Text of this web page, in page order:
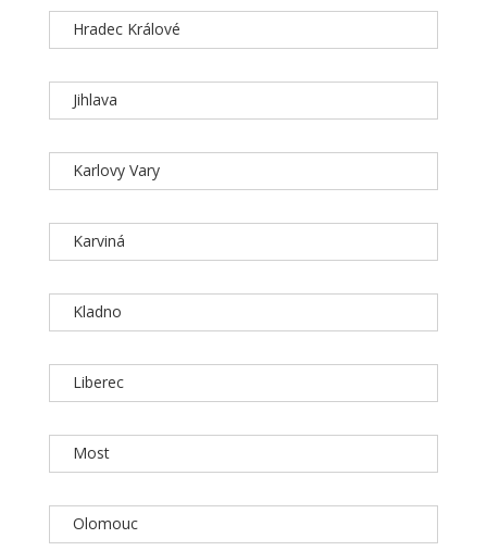
Hradec Králové
Jihlava
Karlovy Vary
Karviná
Kladno
Liberec
Most
Olomouc